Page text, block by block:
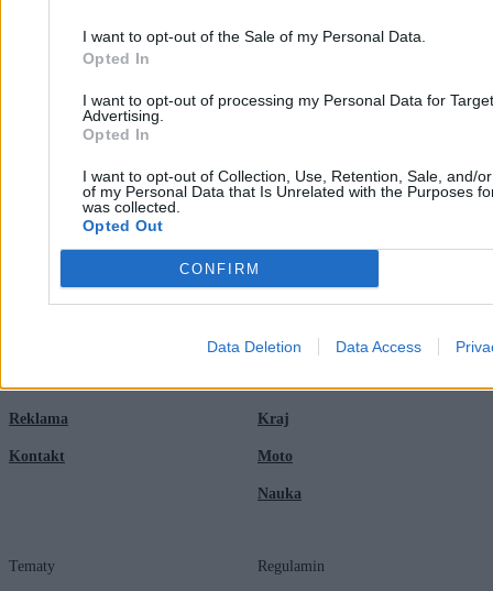
I want to opt-out of the Sale of my Personal Data.
Opted In
I want to opt-out of processing my Personal Data for
Advertising.
Opted In
I want to opt-out of Collection, Use, Retention, Sale, and/
of my Personal Data that Is Unrelated with the Purposes
was collected.
Opted Out
CONFIRM
Data Deletion Data Access
Zawsze na drugim planie. Kim była matka w życiu Donalda
Redakcja
Reklama
Kontakt
Biznes
Opinie
Kraj
Moto
Nauka
Tematy Regulamin